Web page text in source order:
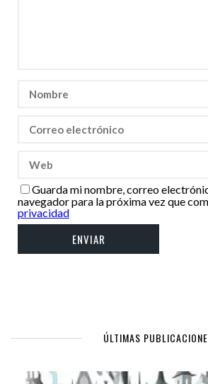
Guarda mi nombre, correo
navegador para la próxima vez que
privacidad
ÚLTIMAS